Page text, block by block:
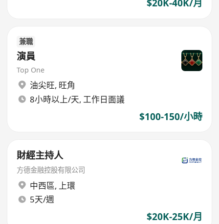
$20K-40K/月
兼職
演員
Top One
油尖旺, 旺角
8小時以上/天, 工作日面議
$100-150/小時
財經主持人
方德金融控股有限公司
中西區, 上環
5天/週
$20K-25K/月